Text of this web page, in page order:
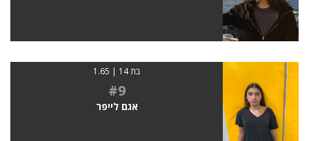
בת 14 | 1.65
#9
אגם לייפר